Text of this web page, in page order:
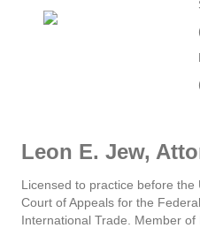
Leon E. Jew,
Licensed to practice before
Court of Appeals for the
International Trade. Member of